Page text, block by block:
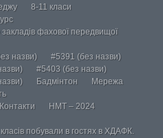
8-11 класи
фахової передвищої
назви)
#5391 (без назви)
#5403 (без назви)
Бадмінтон
Мережа
Контакти
НМТ – 2024
побували в гостях в ХДАФК.